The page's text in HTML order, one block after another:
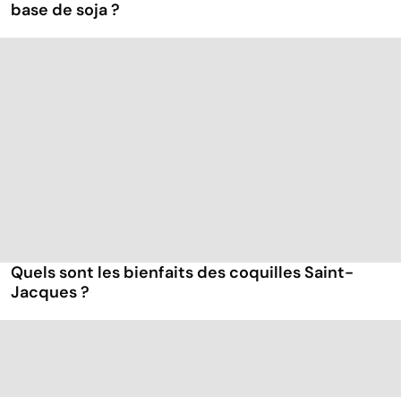
base de soja ?
Quels sont les bienfaits des coquilles Saint-
Jacques ?